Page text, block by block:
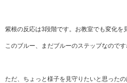
紫根の反応は3段階です。お教室でも変化を
このブルー、まだブルーのステップなのです
ただ、ちょっと様子を見守りたいと思った